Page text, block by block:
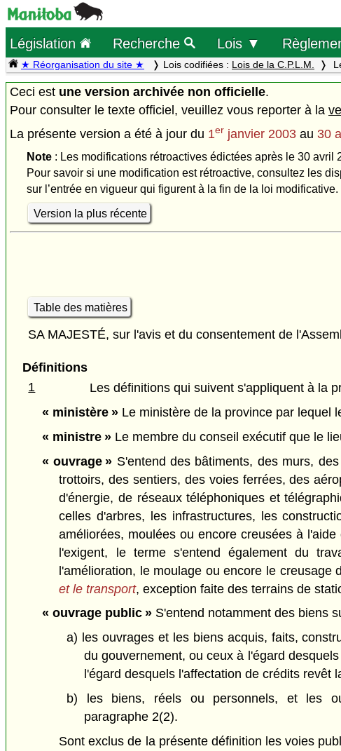
Législation Recherche Lois ▼
★ Réorganisation du site ★ Lois codifiées : Lois de la C.P.L.M.
Ceci est une version archivée non officielle.
Pour consulter le texte officiel, veuillez vous reporter à la
La présente version a été à jour du 1er janvier 2003 au 30
Note: Les modifications rétroactives édictées après le 30 avril
Pour savoir si une modification est rétroactive, consultez les
sur l’entrée en vigueur qui figurent à la fin de la loi modificative.
Version la plus récente
Table des matières
SA MAJESTÉ, sur l'avis et du consentement de
Définitions
1
Les définitions qui suivent s'appliquent à la
« ministère »Le ministère de la province par lequel
« ministre »Le membre du conseil exécutif que le
« ouvrage » S'entend des bâtiments, des murs,
trottoirs, des sentiers, des voies ferrées, des
d'énergie, de réseaux téléphoniques et
celles d'arbres, les infrastructures, les
améliorées, moulées ou encore creusées à
l'exigent, le terme s'entend également du
l'amélioration, le moulage ou encore le
et le transport, exception faite des terrains de
« ouvrage public »S'entend notamment des biens
a) les ouvrages et les biens acquis, faits,
du gouvernement, ou ceux à l'égard
l'égard desquels l'affectation de crédits revêt
b) les biens, réels ou personnels, et les
paragraphe 2(2).
Sont exclus de la présente définition les voies